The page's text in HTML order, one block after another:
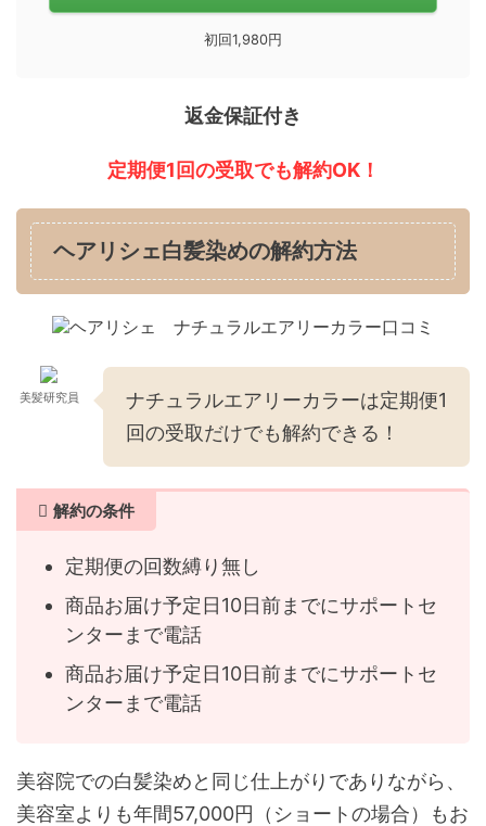
初回1,980円
返金保証付き
定期便1回の受取でも解約OK！
ヘアリシェ白髪染めの解約方法
美髪研究員
ナチュラルエアリーカラーは定期便1
回の受取だけでも解約できる！
解約の条件
定期便の回数縛り無し
商品お届け予定日10日前までにサポートセ
ンターまで電話
商品お届け予定日10日前までにサポートセ
ンターまで電話
美容院での白髪染めと同じ仕上がりでありながら、
美容室よりも年間57,000円（ショートの場合）もお